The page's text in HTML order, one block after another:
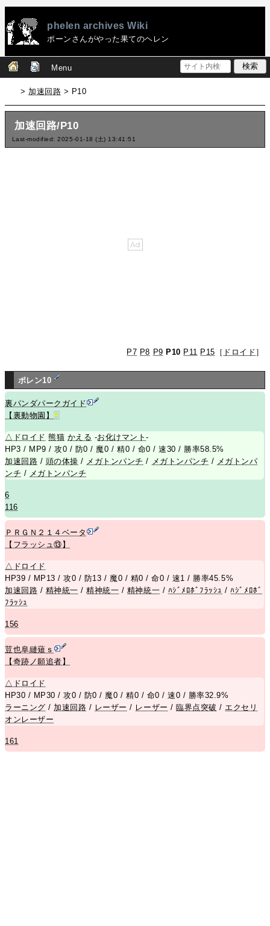
phelen archives Wiki
ポーンさんがやった果てのヘレン
Menu
> 加速回路 > P10
加速回路/P10
Last-modified: 2025-01-18 (土) 13:41:51
P7 P8 P9 P10 P11 P15 ［ ドロイド ］
ポレン10
裏パンダパークガイド
【裏動物園】
R
△ ドロイド 熊猫 かえる -お化けマント-
HP3 / MP9 / 攻0 / 防0 / 魔0 / 精0 / 命0 / 速30 / 勝率58.5%
加速回路 / 頭の体操 / メガトンパンチ / メガトンパンチ / メガトンパ
ンチ / メガトンパンチ
6
116
ＰＲＧＮ２１４ベータ
【フラッシュ⑬】
△ ドロイド
HP39 / MP13 / 攻0 / 防13 / 魔0 / 精0 / 命0 / 速1 / 勝率45.5%
加速回路 / 精神統一 /精神統一 / 精神統一 / ﾊｼﾞﾒﾛﾎﾞﾌﾗｯｼｭ /ﾊｼﾞﾒﾛﾎﾞ
ﾌﾗｯｼｭ
156
荳也阜縺薙ｓ
【奇跡ノ願追者】
△ ドロイド
HP30 / MP30 / 攻0 / 防0 / 魔0 / 精0 / 命0 / 速0 / 勝率32.9%
ラーニング / 加速回路 / レーザー / レーザー /臨界点突破 / エクセリ
オンレーザー
161